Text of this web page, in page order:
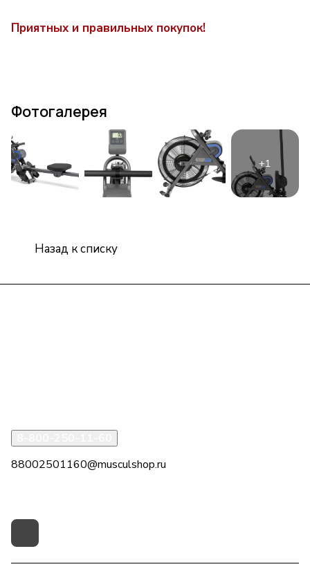
Приятных и правильных покупок!
Фотогалерея
Назад к списку
88002501160@musculshop.ru